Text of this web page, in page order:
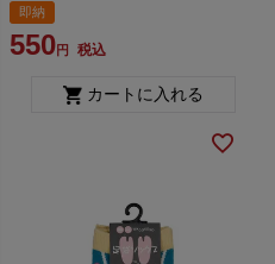
即納
550 税込
カートに入れる